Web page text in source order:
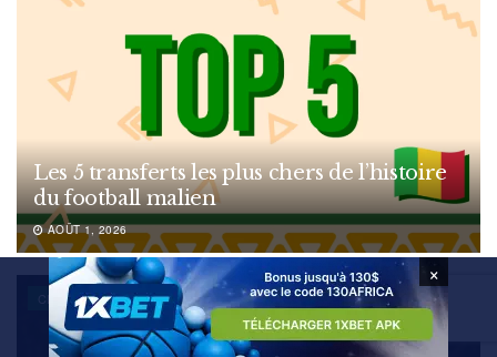
Les 5 transferts les plus chers de l’histoire
du football malien
AOÛT 1, 2026
CLASSEMENT
×